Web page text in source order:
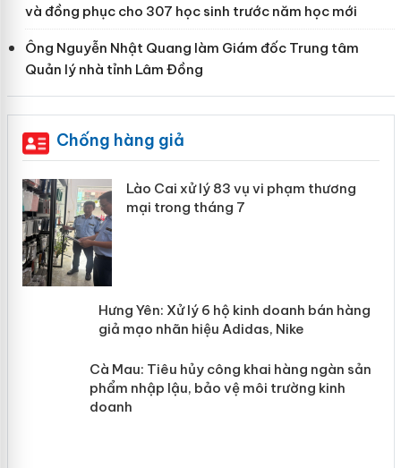
và đồng phục cho 307 học sinh trước năm học mới
Ông Nguyễn Nhật Quang làm Giám đốc Trung tâm
Quản lý nhà tỉnh Lâm Đồng
Chống hàng giả
Lào Cai xử lý 83 vụ vi phạm thương
mại trong tháng 7
Hưng Yên: Xử lý 6 hộ kinh doanh bán
hàng giả mạo nhãn hiệu Adidas, Nike